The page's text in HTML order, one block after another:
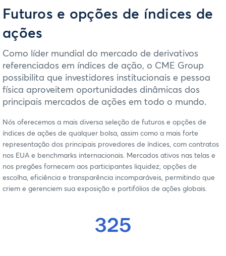
Futuros e opções de índices de
ações
Como líder mundial do mercado de derivativos
referenciados em índices de ação, o CME Group
possibilita que investidores institucionais e pessoa
física aproveitem oportunidades dinâmicas dos
principais mercados de ações em todo o mundo.
Nós oferecemos a mais diversa seleção de futuros e opções de
índices de ações de qualquer bolsa, assim como a mais forte
representação dos principais provedores de índices, com contratos
nos EUA e benchmarks internacionais. Mercados ativos nas telas e
nos pregões fornecem aos participantes liquidez, opções de
escolha, eficiência e transparência incomparáveis, permitindo que
criem e gerenciem sua exposição e portifólios de ações globais.